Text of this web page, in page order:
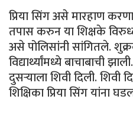
प्रिया सिंग असे मारहाण
तपास करुन या शिक्षके
असे पोलिसांनी सांगितले.
विद्यार्थ्यांमध्ये बाचाबाची
दुसऱ्याला शिवी दिली. शिवी
शिक्षिका प्रिया सिंग यांना